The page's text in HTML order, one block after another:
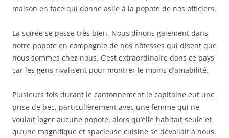
maison en face qui donne asile à la popote de nos officiers.
La soirée se passe très bien. Nous dînons gaiement dans
notre popote en compagnie de nos hôtesses qui disent que
nous sommes chez nous. C’est extraordinaire dans ce pays,
car les gens rivalisent pour montrer le moins d’amabilité.
Plusieurs fois durant le cantonnement le capitaine eut une
prise de bec, particulièrement avec une femme qui ne
voulait loger aucune popote, alors qu’elle habitait seule et
qu’une magnifique et spacieuse cuisine se dévoilait à nous.